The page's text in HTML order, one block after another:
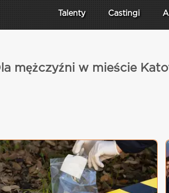
Talenty Castingi
mężczyźni w mieście